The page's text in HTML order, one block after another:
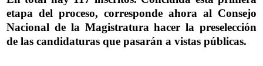
etapa del proceso, corresponde ahora al Consejo
Nacional de la Magistratura hacer la preselección
de las candidaturas que pasarán a vistas públicas.